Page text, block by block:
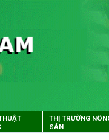
THỊ TRƯỜNG
SẢN